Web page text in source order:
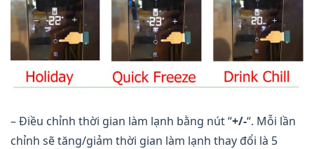
– Điều chỉnh thời gian làm lạnh bằng nút “+/-“. Mỗi lần
chỉnh sẽ tăng/giảm thời gian làm lạnh thay đổi là 5